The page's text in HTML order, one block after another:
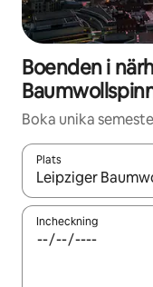
Boenden i
Boka unika
Plats
När resultaten är
Incheckning